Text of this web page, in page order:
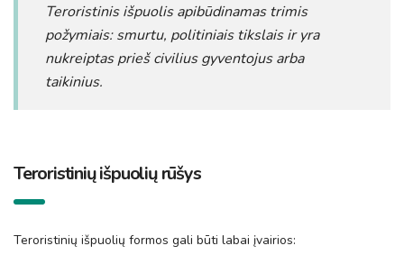
Teroristinis išpuolis apibūdinamas trimis
požymiais:smurtu, politiniais tikslais iryra
nukreiptas prieš civilius gyventojus arba
taikinius.
Teroristinių išpuolių rūšys
Teroristinių išpuolių formos gali būti labai įvairios: